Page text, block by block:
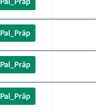
Pal_Präp
Pal_Präp
Pal_Präp